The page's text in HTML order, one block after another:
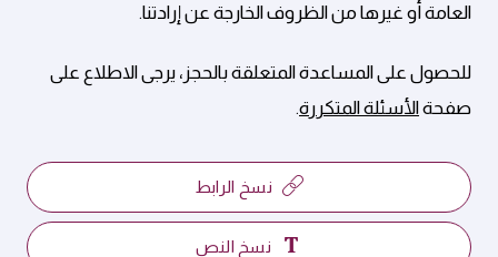
العامة أو غيرها من الظروف الخارجة عن إرادتنا.
للحصول على المساعدة المتعلقة بالحجز، يرجى الاطلاع على
صفحةالأسئلة المتكررة.
نسخ الرابط
نسخ النص